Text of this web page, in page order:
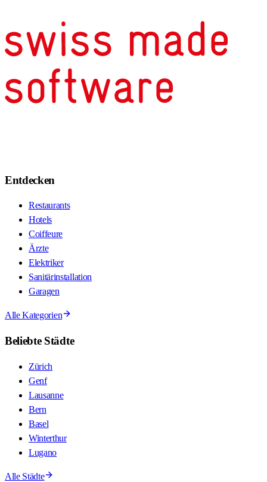
Entdecken
Restaurants
Hotels
Coiffeure
Ärzte
Elektriker
Sanitärinstallation
Garagen
Alle Kategorien
Beliebte Städte
Zürich
Genf
Lausanne
Bern
Basel
Winterthur
Lugano
Alle Städte